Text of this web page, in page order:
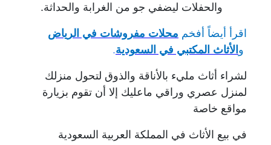
والحفلات ليضفي جو من الغرابة والحداثة.
اقرأ أيضاً أفخم محلات مفروشات في الرياض
و الأثاث المكتبي في السعودية.
لشراء أثاث مليء بالأناقة والذوق لتحول منزلك
لمنزل عصري وراقي ماعليك إلا أن تقوم بزيارة
مواقع خاصة
في بيع الأثاث في المملكة العربية السعودية